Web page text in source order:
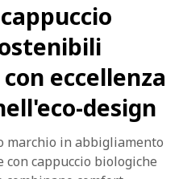
eccellenza
design
marchio in abbigliamento
cappuccio biologiche